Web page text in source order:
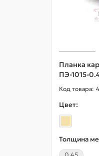
Планка
ПЭ-1015-
Цвет:
Толщина